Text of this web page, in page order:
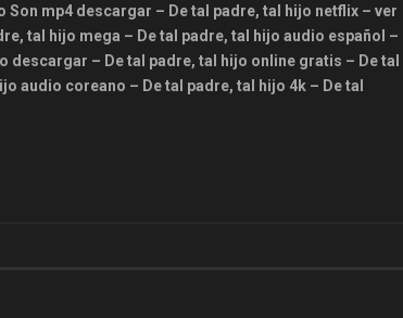
mp4 descargar – De tal padre, tal hijo netflix – ver
tal hijo mega – De tal padre, tal hijo audio español –
descargar – De tal padre, tal hijo online gratis – De tal
audio coreano – De tal padre, tal hijo 4k – De tal